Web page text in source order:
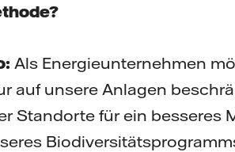
Als Energieunternehmen
auf unsere Anlagen
Standorte für ein besseres